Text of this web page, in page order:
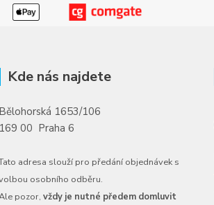
Kde nás najdete
Bělohorská 1653/106
169 00 Praha 6
adresa slouží pro předání objednávek s
osobního odběru.
pozor, vždy je nutné předem domluvit